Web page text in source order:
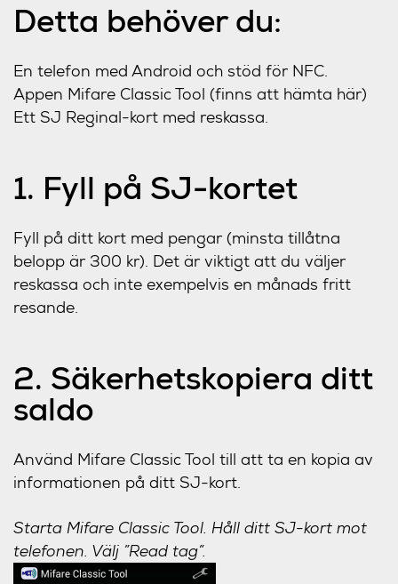
Detta behöver du:
En telefon med Android och stöd för NFC.
Appen Mifare Classic Tool (finns att hämta här)
Ett SJ Reginal-kort med reskassa.
1. Fyll på SJ-kortet
Fyll på ditt kort med pengar (minsta tillåtna
belopp är 300 kr). Det är viktigt att du väljer
reskassa och inte exempelvis en månads fritt
resande.
2. Säkerhetskopiera ditt
saldo
Använd Mifare Classic Tool till att ta en kopia av
informationen på ditt SJ-kort.
Starta Mifare Classic Tool. Håll ditt SJ-kort mot
telefonen. Välj ”Read tag”.